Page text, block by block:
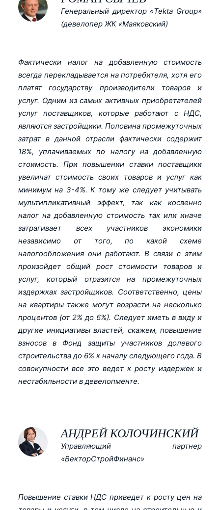
Генеральный директор «Tekta Group»
(девелопер ЖК «Маяковский)
Фактически налог на добавленную стоимость
всегда перекладывается на потребителя, хотя его
платят государству производители товаров и
услуг. Одним из самых активных приобретателей
услуг поставщиков, которые работают с НДС,
являются застройщики. Половина промежуточных
затрат в данной отрасли фактически содержит
18%, уплачиваемых по налогу на добавленную
стоимость. При повышении ставки поставщики
увеличат стоимость своих товаров и услуг как
минимум на 3-4%. К тому же следует учитывать
мультипликативный эффект, так как косвенно
налог на добавленную стоимость так или иначе
затрагивает всех участников экономики
независимо от того, по какой схеме
налогообложения они работают. В связи с этим
произойдет общий рост стоимости товаров и
услуг, который отразится на промежуточных
издержках застройщиков. Соответственно, цены
на квартиры также могут возрасти на несколько
процентов (от 2% до 6%). Следует иметь в виду и
другие инициативы властей, скажем, повышение
взносов в Фонд защиты участников долевого
строительства до 6% к началу следующего года. В
совокупности все это ведет к росту издержек и
нестабильности в девелопменте.
АНДРЕЙ КОЛОЧИНСКИЙ
Управляющий партнер
«ВекторСтройФинанс»
Повышение ставки НДС приведет к росту цен на